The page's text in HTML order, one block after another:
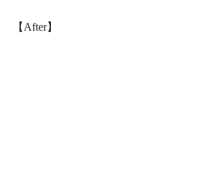
【After】